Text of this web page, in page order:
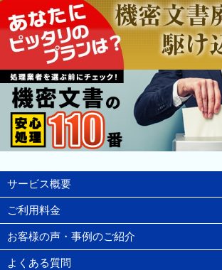
サービス概要
ご利用料金
お客様の声・事例のご紹介
よくある質問